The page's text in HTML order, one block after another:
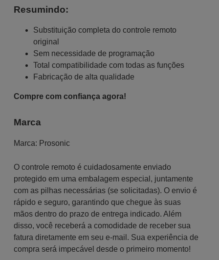
Resumindo:
Substituição completa do controle remoto
original
Sem necessidade de programação
Total compatibilidade com todas as funções
Fabricação de alta qualidade
Compre com confiança agora!
Marca
Marca: Prosonic
O controle remoto é cuidadosamente enviado
protegido em uma embalagem especial, juntamente
com as pilhas necessárias (se solicitadas). O envio é
rápido e seguro, garantindo que chegue às suas
mãos dentro do prazo de entrega indicado. Além
disso, você receberá a comodidade de receber sua
fatura diretamente em seu e-mail. Sua experiência de
compra será impecável desde o primeiro momento!